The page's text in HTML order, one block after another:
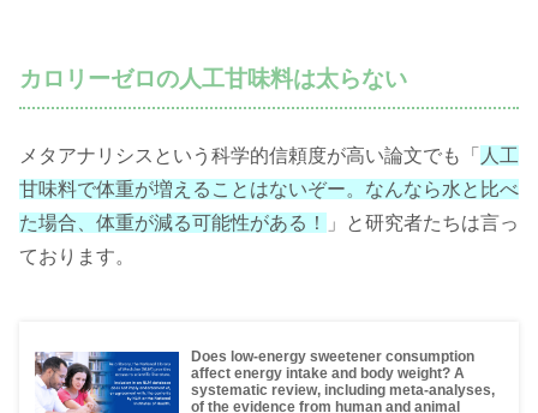
カロリーゼロの人工甘味料は太らない
メタアナリシスという科学的信頼度が高い論文でも「 人工
甘味料で体重が増えることはないぞー。なんなら水と比べ
た場合、体重が減る可能性がある！
」と研究者たちは言っ
ております。
Does low-energy sweetener consumption
affect energy intake and body weight? A
systematic review, including meta-analyses,
of the evidence from human and animal